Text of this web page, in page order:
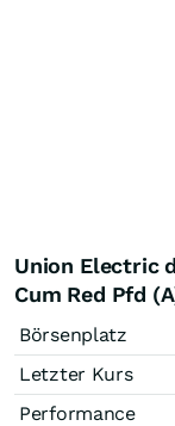
Union Electric
Cum Red Pfd
Börsenplatz
Letzter Kurs
Performance